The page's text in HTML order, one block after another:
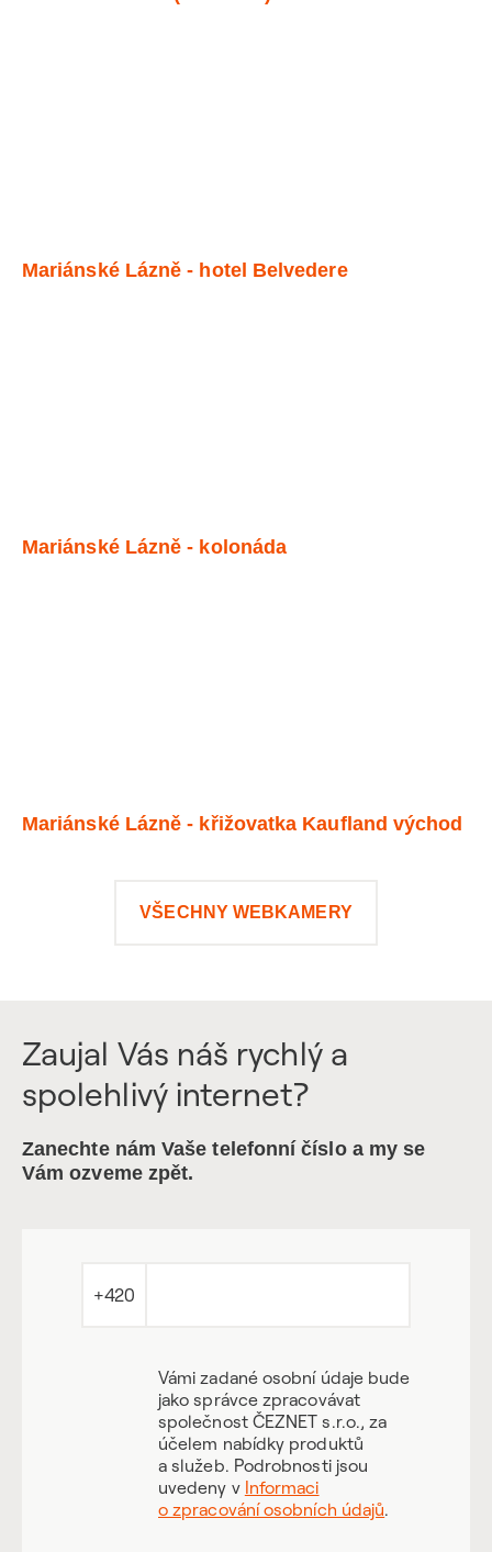
Mariánské Lázně - hotel Belvedere
Mariánské Lázně - kolonáda
Mariánské Lázně - křižovatka Kaufland východ
VŠECHNY WEBKAMERY
Zaujal Vás náš rychlý a
spolehlivý internet?
Zanechte nám Vaše telefonní číslo a my se
Vám ozveme zpět.
+420
Vámi zadané osobní údaje bude
jako správce zpracovávat
společnost ČEZNET s.r.o., za
účelem nabídky produktů
a služeb. Podrobnosti jsou
uvedeny v Informaci
o zpracování osobních údajů.